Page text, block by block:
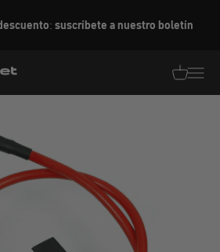
suscríbete a nuestro boletín